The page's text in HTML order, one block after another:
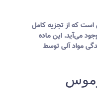
که از تجزیه کامل
می‌آید. این ماده
مواد آلی توسط